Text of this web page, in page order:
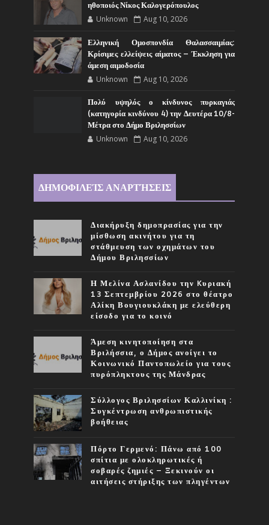
ηθοποιός Νίκος Καλογερόπουλος
Unknown Aug 10, 2026
Ελληνική Ομοσπονδία Θαλασσαιμίας:
Κρίσιμες ελλείψεις αίματος – Έκκληση για
άμεση αιμοδοσία
Unknown Aug 10, 2026
Πολύ υψηλός ο κίνδυνος πυρκαγιάς
(κατηγορία κινδύνου 4) την Δευτέρα 10/8-
Μέτρα στο Δήμο Βριλησσίων
Unknown Aug 10, 2026
ΔΗΜΟΦΙΛΕΊΣ ΑΝΑΡΤΉΣΕΙΣ
Διακήρυξη δημοπρασίας για την
μίσθωση ακινήτου για τη
στάθμευση των οχημάτων του
Δήμου Βριλησσίων
Η Μελίνα Ασλανίδου την Kυριακή
13 Σεπτεμβρίου 2026 στο θέατρο
Αλίκη Βουγιουκλάκη με ελεύθερη
είσοδο για το κοινό
Άμεση κινητοποίηση στα
Βριλήσσια, ο Δήμος ανοίγει το
Κοινωνικό Παντοπωλείο για τους
πυρόπληκτους της Μάνδρας
Σύλλογος Βριλησσίων Καλλινίκη :
Συγκέντρωση ανθρωπιστικής
βοήθειας
Πόρτο Γερμενό: Πάνω από 100
σπίτια με ολοκληρωτικές ή
σοβαρές ζημιές – Ξεκινούν οι
αιτήσεις στήριξης των πληγέντων